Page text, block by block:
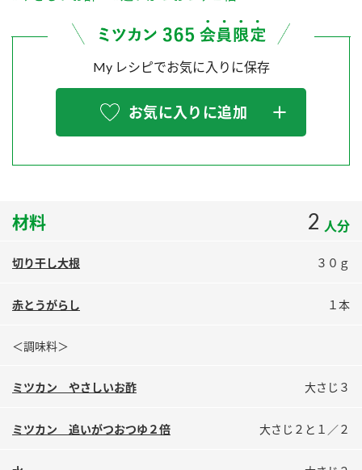
炊き込みご飯の素 米飯用調味液
PIN印
スペシャルサイト
お酢を知ろう！
ぽん酢サワー
ミツカンのCM
ZENB initiative
MIM（ミツカンミュージアム）
各部門が大切にしていること
販売終了製品のご案内
よくあるご質問
地図から取り扱い店舗を探す
検索
My レシピでお気に入りに保存
お気に入りに追加
材料 2 人分
切り干し大根 ３０ｇ
赤とうがらし １本
＜調味料＞
ミツカン やさしいお酢 大さじ３
ミツカン 追いがつおつゆ２倍 大さじ２と１／２